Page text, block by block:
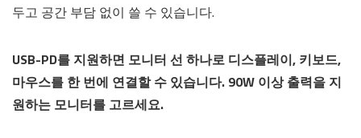
두고 공간 부담 없이 쓸 수 있습니다.
USB-PD를 지원하면 모니터 선 하나로 디스플레이, 키보드,
마우스를 한 번에 연결할 수 있습니다. 90W 이상 출력을 지
원하는 모니터를 고르세요.